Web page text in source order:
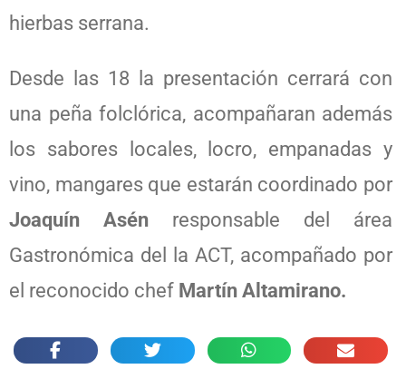
hierbas serrana.
Desde las 18 la presentación cerrará con
una peña folclórica, acompañaran además
los sabores locales, locro, empanadas y
vino, mangares que estarán coordinado por
Joaquín Asén responsable del área
Gastronómica del la ACT, acompañado por
el reconocido chef Martín Altamirano.